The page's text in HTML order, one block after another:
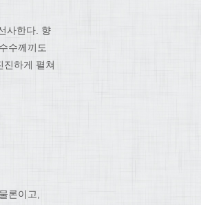
사한다. 향
수께끼도
진하게 펼쳐
론이고,